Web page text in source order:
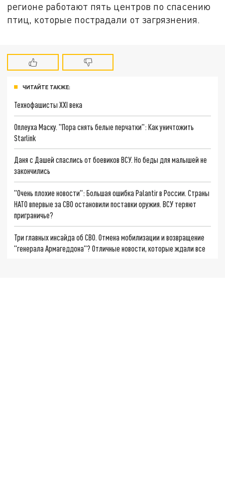
регионе работают пять центров по спасению
птиц, которые пострадали от загрязнения.
ЧИТАЙТЕ ТАКЖЕ:
Технофашисты XXI века
Оплеуха Маску. "Пора снять белые перчатки": Как уничтожить
Starlink
Даня с Дашей спаслись от боевиков ВСУ. Но беды для малышей не
закончились
"Очень плохие новости": Большая ошибка Palantir в России. Страны
НАТО впервые за СВО остановили поставки оружия. ВСУ теряют
приграничье?
Три главных инсайда об СВО. Отмена мобилизации и возвращение
"генерала Армагеддона"? Отличные новости, которые ждали все